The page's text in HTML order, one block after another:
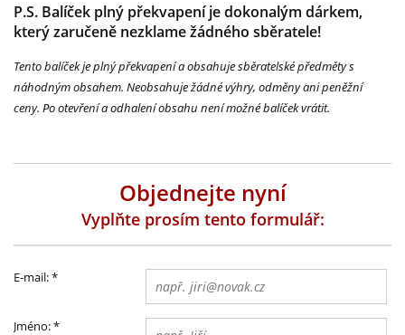
P.S. Balíček plný překvapení je dokonalým dárkem,
který zaručeně nezklame žádného sběratele!
Tento balíček je plný překvapení a obsahuje sběratelské předměty s
náhodným obsahem. Neobsahuje žádné výhry, odměny ani peněžní
ceny. Po otevření a odhalení obsahu není možné balíček vrátit.
Objednejte nyní
Vyplňte prosím tento formulář:
E-mail:*
Jméno:*